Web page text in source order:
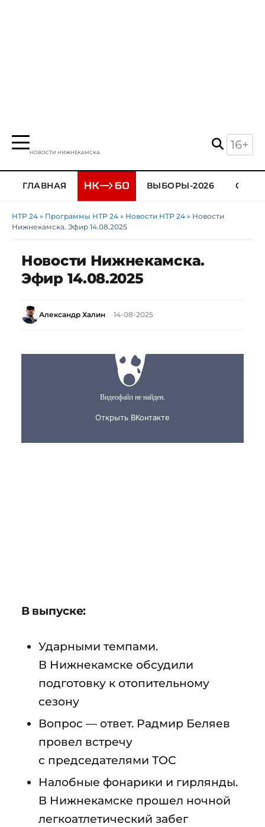
НОВОСТИ НИЖНЕКАМСКА
16+
ГЛАВНАЯ ВЫБОРЫ-2026
НТР 24 » Программы НТР 24 » Новости НТР 24 » Новости
Нижнекамска. Эфир 14.08.2025
Новости Нижнекамска.
Эфир 14.08.2025
Александр Халин 14-08-2025
В выпуске:
Ударными темпами.
В Нижнекамске обсудили
подготовку к отопительному
сезону
Вопрос — ответ. Радмир Беляев
провел встречу
с председателями ТОС
Налобные фонарики и гирлянды.
В Нижнекамске прошел ночной
легкоатлетический забег